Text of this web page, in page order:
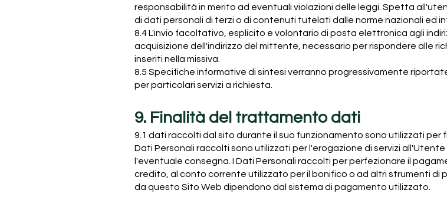
responsabilità in merito ad eventuali violazioni delle leggi. Spetta
di dati personali di terzi o di contenuti tutelati dalle norme nazionali ed
8.4 L'invio facoltativo, esplicito e volontario di posta elettronica agli
acquisizione dell'indirizzo del mittente, necessario per rispondere alle
inseriti nella missiva.
8.5 Specifiche informative di sintesi verranno progressivamente
per particolari servizi a richiesta.
9. Finalità del trattamento dati
9.1 dati raccolti dal sito durante il suo funzionamento sono utilizzati per
Dati Personali raccolti sono utilizzati per l'erogazione di servizi
l'eventuale consegna. I Dati Personali raccolti per perfezionare il
credito, al conto corrente utilizzato per il bonifico o ad altri strumenti di
da questo Sito Web dipendono dal sistema di pagamento utilizzato.